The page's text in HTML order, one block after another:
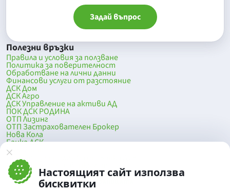
Настоящият сайт използва
бисквитки
Задай въпрос
Полезни връзки
Правила и условия за ползване
Политика за поверителност
Обработване на лични данни
Финансови услуги от разстояние
ДСК Дом
ДСК Агро
ДСК Управление на активи АД
ПОК ДСК РОДИНА
ОТП Лизинг
ОТП Застрахователен Брокер
Нова Кола
Банка ДСК
DSK Mobile
Оферти за продажба от Банка ДСК
Клонова мрежа и банкомати
До началото на страницата